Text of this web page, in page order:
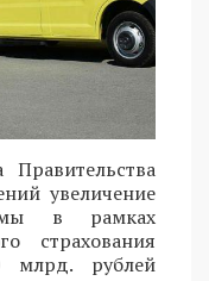
увеличение
в рамках
страхования
рублей